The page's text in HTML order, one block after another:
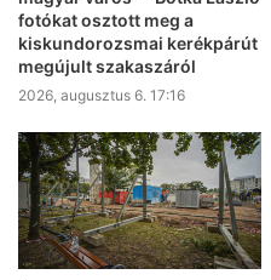
fotókat osztott meg a
kiskundorozsmai kerékpárút
megújult szakaszáról
2026, augusztus 6. 17:16